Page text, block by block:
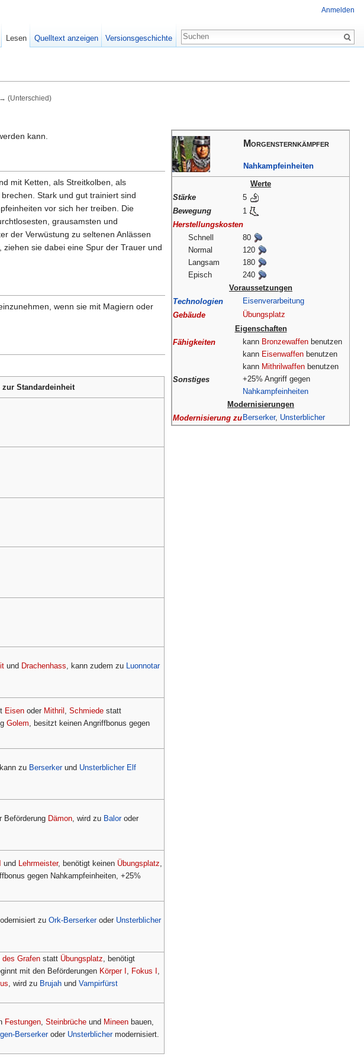
(Unterschied)
Morgensternkämpfer
Nahkampfeinheiten
Werte
Stärke
5
Bewegung
1
Herstellungskosten
Schnell
80
Normal
120
Langsam
180
Episch
240
Voraussetzungen
Technologien
Eisenverarbeitung
Gebäude
Übungsplatz
Eigenschaften
Fähigkeiten
kann Bronzewaffen benutzen
kann Eisenwaffen benutzen
kann Mithrilwaffen benutzen
Sonstiges
+25% Angriff gegen
Nahkampfeinheiten
Modernisierungen
Modernisierung zuBerserker, Unsterblicher
kann.
mit Ketten, als Streitkolben, als
Stark und gut trainiert sind
vor sich her treiben. Die
grausamsten und
der Verwüstung zu seltenen Anlässen
sie dabei eine Spur der Trauer und
wenn sie mit Magiern oder
zur Standardeinheit
und Drachenhass , kann zudem zu Luonnotar
Eisen oder Mithril Schmiede statt
Golem , besitzt keinen Angriffbonus gegen
kann zu Berserkerund Unsterblicher Elf
Beförderung Dämon , wird zu Baloroder
und Lehrmeister, benötigt keinen Übungsplatz
gegen Nahkampfeinheiten, +25%
zu Ork-Berserkeroder Unsterblicher
des Grafen statt Übungsplatz , benötigt
mit den Beförderungen Körper I Fokus I
, wird zu Brujah und Vampirfürst
Festungen Steinbrüche und Mineen bauen,
Berserkeroder Unsterblichermodernisiert.
Anmelden
Lesen Quelltext anzeigen Versionsgeschichte